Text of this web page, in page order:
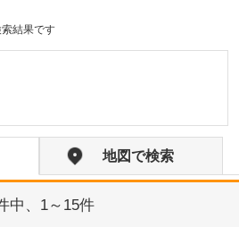
結果です
地図で検索
中、 1～15件